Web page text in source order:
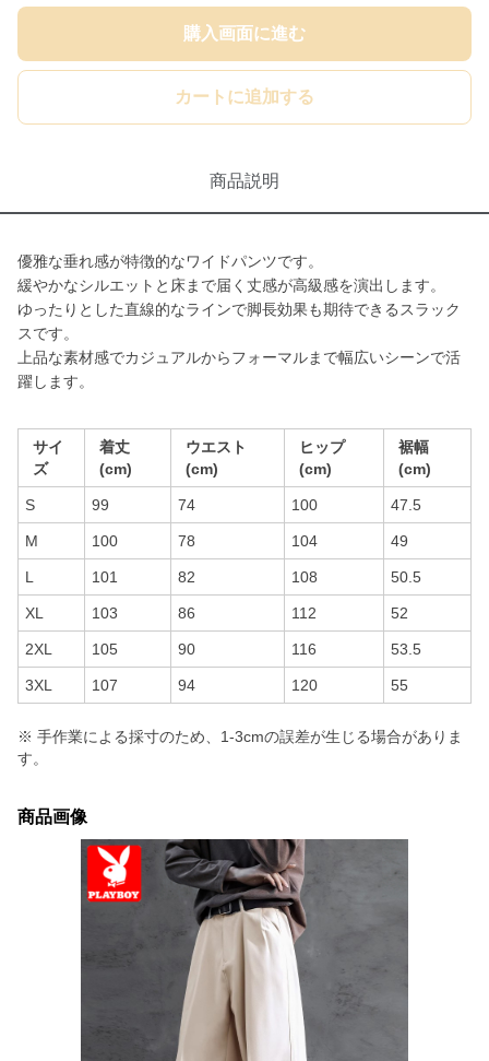
購入画面に進む
カートに追加する
商品説明
優雅な垂れ感が特徴的なワイドパンツです。
緩やかなシルエットと床まで届く丈感が高級感を演出します。
ゆったりとした直線的なラインで脚長効果も期待できるスラック
スです。
上品な素材感でカジュアルからフォーマルまで幅広いシーンで活
躍します。
サイ
ズ
着丈
(cm)
ウエスト
(cm)
ヒップ
(cm)
裾幅
(cm)
S 99 74 100 47.5
M 100 78 104 49
L 101 82 108 50.5
XL 103 86 112 52
2XL 105 90 116 53.5
3XL 107 94 120 55
※ 手作業による採寸のため、1-3cmの誤差が生じる場合がありま
す。
商品画像